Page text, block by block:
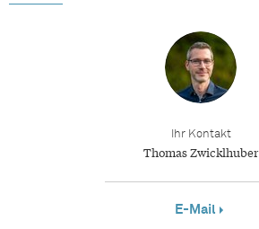
Ihr Kontakt
Thomas Zwicklhuber
E-Mail